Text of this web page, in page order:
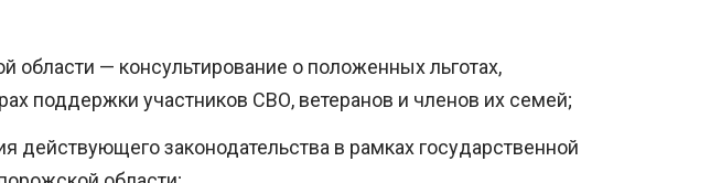
— консультирование о положенных льготах,
поддержки участников СВО, ветеранов и членов их семей;
законодательства в рамках государственной